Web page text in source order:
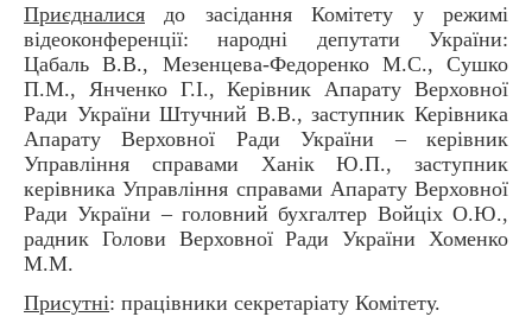
Приєдналися до засідання Комітету у режимі
відеоконференції: народні депутати України:
Цабаль В.В., Мезенцева-Федоренко М.С., Сушко
П.М., Янченко Г.І., Керівник Апарату Верховної
Ради України Штучний В.В., заступник Керівника
Апарату Верховної Ради України – керівник
Управління справами Ханік Ю.П., заступник
керівника Управління справами Апарату Верховної
Ради України – головний бухгалтер Войціх О.Ю.,
радник Голови Верховної Ради України Хоменко
М.М.
Присутні: працівники секретаріату Комітету.